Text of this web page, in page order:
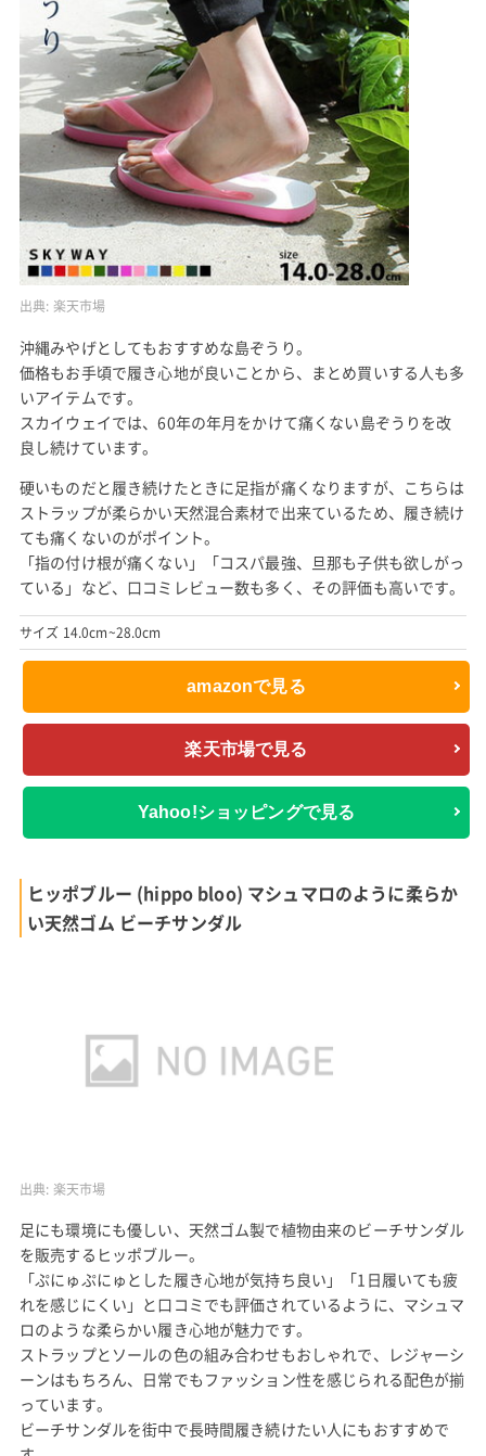
出典: 楽天市場
沖縄みやげとしてもおすすめな島ぞうり。
価格もお手頃で履き心地が良いことから、まとめ買いする人も多
いアイテムです。
スカイウェイでは、60年の年月をかけて痛くない島ぞうりを改
良し続けています。
硬いものだと履き続けたときに足指が痛くなりますが、こちらは
ストラップが柔らかい天然混合素材で出来ているため、履き続け
ても痛くないのがポイント。
「指の付け根が痛くない」「コスパ最強、旦那も子供も欲しがっ
ている」など、口コミレビュー数も多く、その評価も高いです。
サイズ 14.0cm~28.0cm
amazonで見る
楽天市場で見る
Yahoo!ショッピングで見る
ヒッポブルー (hippo bloo) マシュマロのように柔らか
い天然ゴム ビーチサンダル
出典: 楽天市場
足にも環境にも優しい、天然ゴム製で植物由来のビーチサンダル
を販売するヒッポブルー。
「ぷにゅぷにゅとした履き心地が気持ち良い」「1日履いても疲
れを感じにくい」と口コミでも評価されているように、マシュマ
ロのような柔らかい履き心地が魅力です。
ストラップとソールの色の組み合わせもおしゃれで、レジャーシ
ーンはもちろん、日常でもファッション性を感じられる配色が揃
っています。
ビーチサンダルを街中で長時間履き続けたい人にもおすすめで